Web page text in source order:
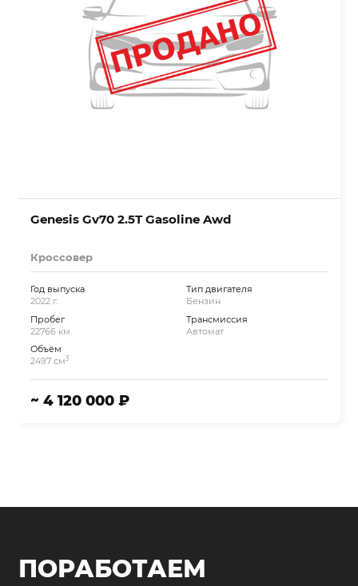
Genesis Gv70 2.5T Gasoline Awd
Кроссовер
Год выпуска
2022 г.
Пробег
22766 км.
Объём
2497 см3
Тип двигателя
Бензин
Трансмиссия
Автомат
~ 4 120 000 ₽
ПОРАБОТАЕМ